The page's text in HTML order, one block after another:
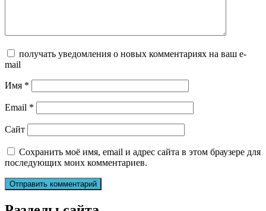
получать уведомления о новых комментариях на ваш e-
mail
Имя *
Email *
Сайт
Сохранить моё имя, email и адрес сайта в этом браузере для
последующих моих комментариев.